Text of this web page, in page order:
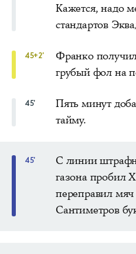
Кажется, надо
стандартов
45+2'
Франко
грубый фол на
45'
Пять минут
тайму.
45'
С линии
газона пробил
переправил мяч
Сантиметров